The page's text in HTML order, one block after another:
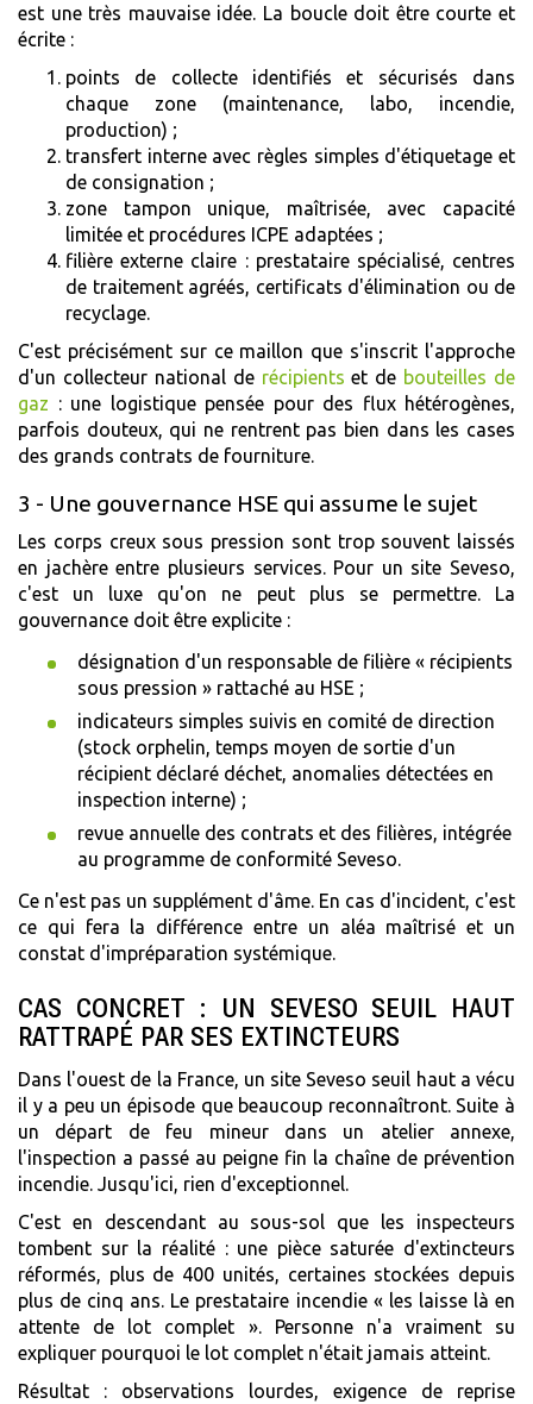
est une très mauvaise idée. La boucle doit être courte et
écrite :
points de collecte identifiés et sécurisés dans
chaque zone (maintenance, labo, incendie,
production) ;
transfert interne avec règles simples d'étiquetage et
de consignation ;
zone tampon unique, maîtrisée, avec capacité
limitée et procédures ICPE adaptées ;
filière externe claire : prestataire spécialisé, centres
de traitement agréés, certificats d'élimination ou de
recyclage.
C'est précisément sur ce maillon que s'inscrit l'approche
d'un collecteur national de récipients et de bouteilles de
gaz : une logistique pensée pour des flux hétérogènes,
parfois douteux, qui ne rentrent pas bien dans les cases
des grands contrats de fourniture.
3 - Une gouvernance HSE qui assume le sujet
Les corps creux sous pression sont trop souvent laissés
en jachère entre plusieurs services. Pour un site Seveso,
c'est un luxe qu'on ne peut plus se permettre. La
gouvernance doit être explicite :
désignation d'un responsable de filière « récipients
sous pression » rattaché au HSE ;
indicateurs simples suivis en comité de direction
(stock orphelin, temps moyen de sortie d'un
récipient déclaré déchet, anomalies détectées en
inspection interne) ;
revue annuelle des contrats et des filières, intégrée
au programme de conformité Seveso.
Ce n'est pas un supplément d'âme. En cas d'incident, c'est
ce qui fera la différence entre un aléa maîtrisé et un
constat d'impréparation systémique.
CAS CONCRET : UN SEVESO SEUIL HAUT
RATTRAPÉ PAR SES EXTINCTEURS
Dans l'ouest de la France, un site Seveso seuil haut a vécu
il y a peu un épisode que beaucoup reconnaîtront. Suite à
un départ de feu mineur dans un atelier annexe,
l'inspection a passé au peigne fin la chaîne de prévention
incendie. Jusqu'ici, rien d'exceptionnel.
C'est en descendant au sous-sol que les inspecteurs
tombent sur la réalité : une pièce saturée d'extincteurs
réformés, plus de 400 unités, certaines stockées depuis
plus de cinq ans. Le prestataire incendie « les laisse là en
attente de lot complet ». Personne n'a vraiment su
expliquer pourquoi le lot complet n'était jamais atteint.
Résultat : observations lourdes, exigence de reprise